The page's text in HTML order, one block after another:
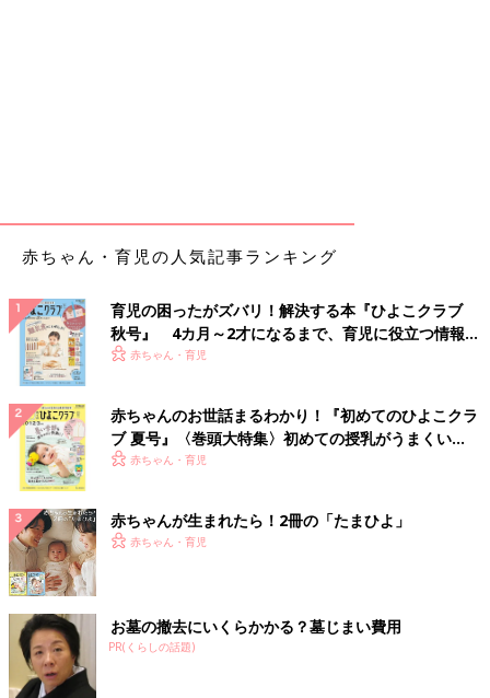
・抗アレルギー薬
・鉄剤
・塗り薬の塗り方と保管方法
・ステロイド薬入り塗り薬
・非ステロイド系消炎塗り薬
・抗菌薬入り塗り薬
・抗ウイルス薬入り塗り薬
・抗ヒスタミン薬入り塗り薬・かゆみ止め
・皮膚保護薬・保湿薬
・口内用の薬
・坐薬の入れ方と保管方法
・解熱鎮痛薬
・便秘薬
・抗けいれん薬
・吐きけ止め
・浣腸薬の入れ方と保管方法
・浣腸薬便秘薬の種類
・点眼薬のさし方と保管方法
赤ちゃん・育児の人気記事ランキング
育児の困ったがズバリ！解決する本『ひよこクラブ
秋号』 4カ月～2才になるまで、育児に役立つ情報が
いっぱい！
赤ちゃん・育児
赤ちゃんのお世話まるわかり！『初めてのひよこクラ
ブ 夏号』〈巻頭大特集〉初めての授乳がうまくい
く！ おっぱい・ミルクの基本と夏のトラブル 解決テ
赤ちゃん・育児
赤ちゃんが生まれたら！2冊の「たまひよ」
赤ちゃん・育児
お墓の撤去にいくらかかる？墓じまい費用
PR(くらしの話題)